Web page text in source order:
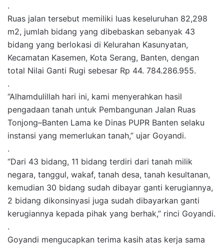
.
Ruas jalan tersebut memiliki luas keseluruhan 82,298
m2, jumlah bidang yang dibebaskan sebanyak 43
bidang yang berlokasi di Kelurahan Kasunyatan,
Kecamatan Kasemen, Kota Serang, Banten, dengan
total Nilai Ganti Rugi sebesar Rp 44. 784.286.955.
.
“Alhamdulillah hari ini, kami menyerahkan hasil
pengadaan tanah untuk Pembangunan Jalan Ruas
Tonjong–Banten Lama ke Dinas PUPR Banten selaku
instansi yang memerlukan tanah,” ujar Goyandi.
.
“Dari 43 bidang, 11 bidang terdiri dari tanah milik
negara, tanggul, wakaf, tanah desa, tanah kesultanan,
kemudian 30 bidang sudah dibayar ganti kerugiannya,
2 bidang dikonsinyasi juga sudah dibayarkan ganti
kerugiannya kepada pihak yang berhak,” rinci Goyandi.
.
Goyandi mengucapkan terima kasih atas kerja sama